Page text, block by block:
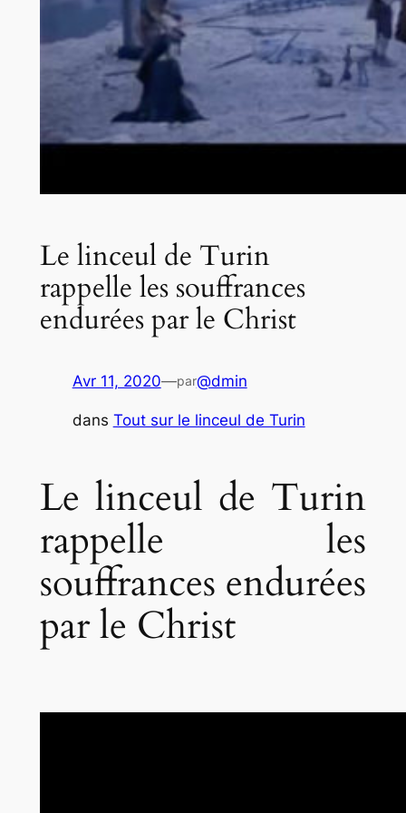
Le linceul de Turin
rappelle les souffrances
endurées par le Christ
Avr 11, 2020—par@dmin
dans Tout sur le linceul de Turin
Le linceul de Turin
rappelle les
souffrances endurées
par le Christ